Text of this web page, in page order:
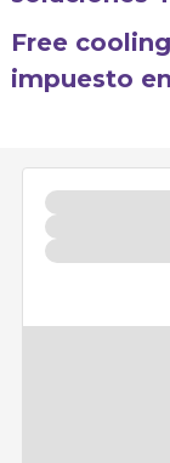
Free
impuesto